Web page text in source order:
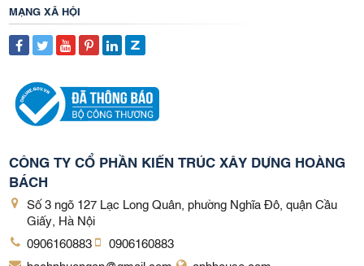
MẠNG XÃ HỘI
CÔNG TY CỔ PHẦN KIẾN TRÚC XÂY DỰNG HOÀNG
BÁCH
Số 3 ngõ 127 Lạc Long Quân, phường Nghĩa Đô, quận Cầu
Giấy, Hà Nội
0906160883
0906160883